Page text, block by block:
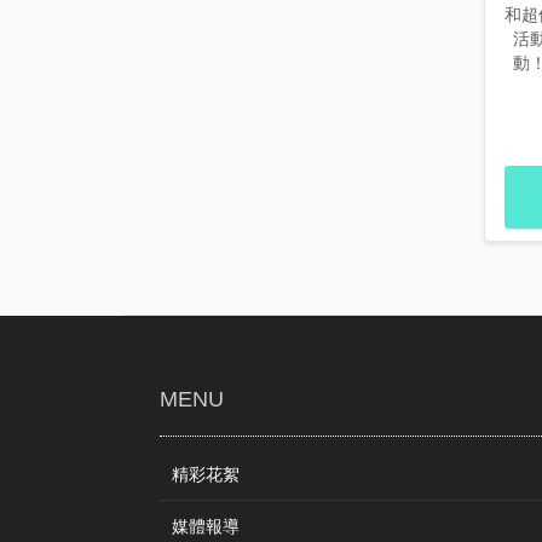
和超
活
動
MENU
精彩花絮
媒體報導